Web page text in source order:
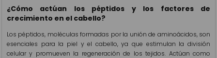
¿Cómo actúan los péptidos y los factores de
crecimiento en el cabello?
Los péptidos, moléculas formadas por la unión de aminoácidos, son
esenciales para la piel y el cabello, ya que estimulan la división
celular y promueven la regeneración de los tejidos. Actúan como